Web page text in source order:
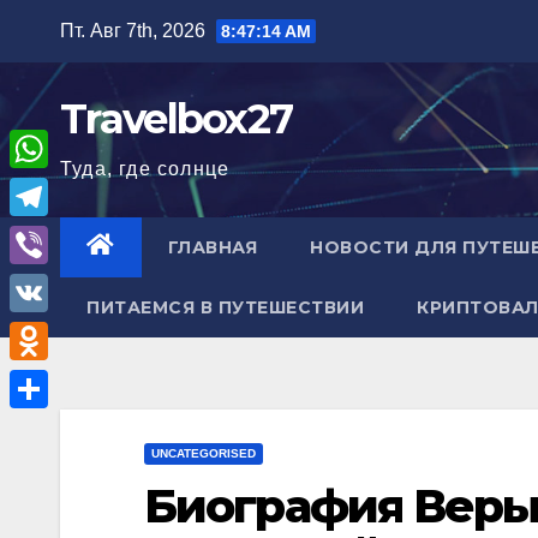
содержимому
Пт. Авг 7th, 2026 8:47:15 AM
Travelbox27
Туда, где солнце
ГЛАВНАЯ НОВОСТИ ДЛЯ
ПИТАЕМСЯ В ПУТЕШЕСТВИИ
UNCATEGORISED
Биография
W
h
a
A
T
e
l
e
g
V
i
b
e
V
K
O